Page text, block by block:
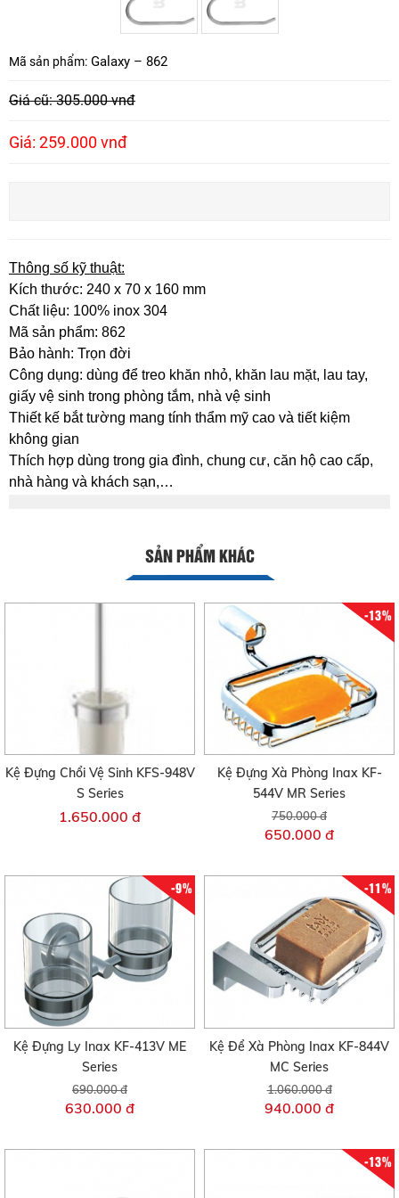
Mã sản phẩm: Galaxy – 862
Giá cũ: 305.000 vnđ
Giá: 259.000 vnđ
Thông số kỹ thuật:
Kích thước: 240 x 70 x 160 mm
Chất liệu: 100% inox 304
Mã sản phẩm: 862
Bảo hành: Trọn đời
Công dụng: dùng để treo khăn nhỏ, khăn lau mặt, lau tay,
giấy vệ sinh trong phòng tắm, nhà vệ sinh
Thiết kế bắt tường mang tính thẩm mỹ cao và tiết kiệm
không gian
Thích hợp dùng trong gia đình, chung cư, căn hộ cao cấp,
nhà hàng và khách sạn,…
SẢN PHẨM KHÁC
Kệ Đựng Chổi Vệ Sinh KFS-948V
S Series
1.650.000 đ
-13%
Kệ Đựng Xà Phòng Inax KF-
544V MR Series
750.000 đ
650.000 đ
-9%
Kệ Đựng Ly Inax KF-413V ME
Series
690.000 đ
630.000 đ
-11%
Kệ Để Xà Phòng Inax KF-844V
MC Series
1.060.000 đ
940.000 đ
-13%